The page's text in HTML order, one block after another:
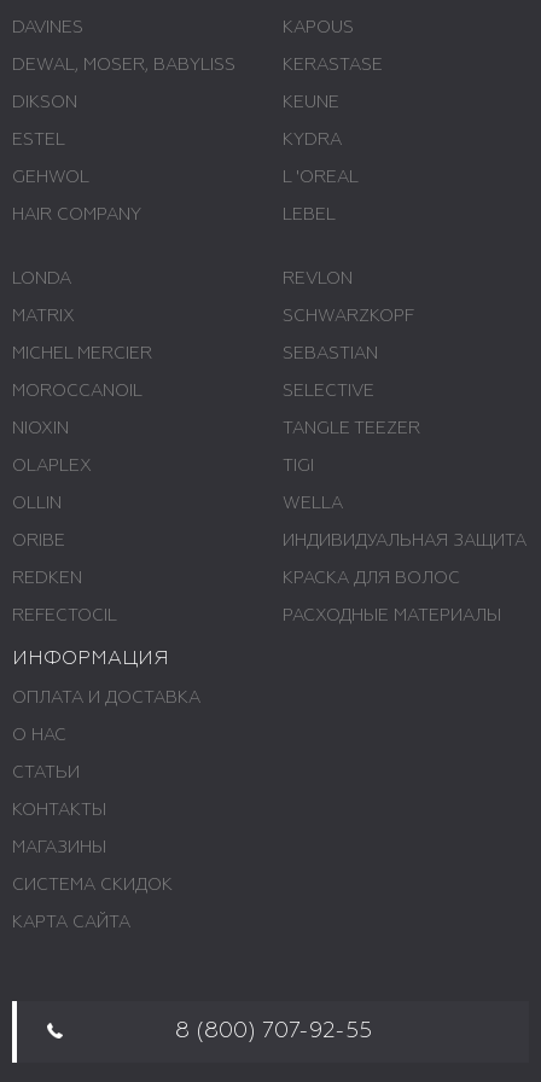
DAVINES
DEWAL, MOSER, BABYLISS
DIKSON
ESTEL
GEHWOL
HAIR COMPANY
KAPOUS
KERASTASE
KEUNE
KYDRA
L 'ОREAL
LEBEL
LONDA
MATRIX
MICHEL MERCIER
MOROCCANOIL
NIOXIN
OLAPLEX
OLLIN
ORIBE
REDKEN
REFECTOCIL
REVLON
SCHWARZKOPF
SEBASTIAN
SELECTIVE
TANGLE TEEZER
TIGI
WELLA
ИНДИВИДУАЛЬНАЯ ЗАЩИТА
КРАСКА ДЛЯ ВОЛОС
РАСХОДНЫЕ МАТЕРИАЛЫ
ИНФОРМАЦИЯ
ОПЛАТА И ДОСТАВКА
О НАС
СТАТЬИ
КОНТАКТЫ
МАГАЗИНЫ
СИСТЕМА СКИДОК
КАРТА САЙТА
8 (800) 707-92-55